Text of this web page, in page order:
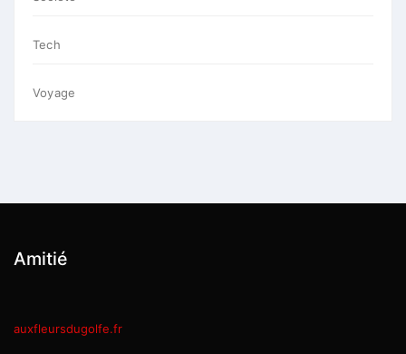
Tech
Voyage
Amitié
auxfleursdugolfe.fr